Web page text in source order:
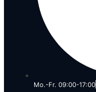
Mo.-Fr. 09:00-17:00